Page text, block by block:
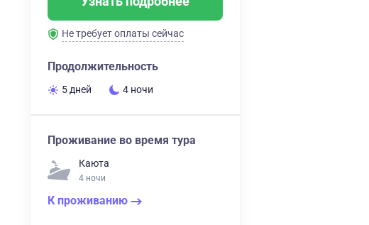
Не требует оплаты сейчас
Продолжительность
5 дней 4 ночи
Проживание во время тура
Каюта
4 ночи
К проживанию